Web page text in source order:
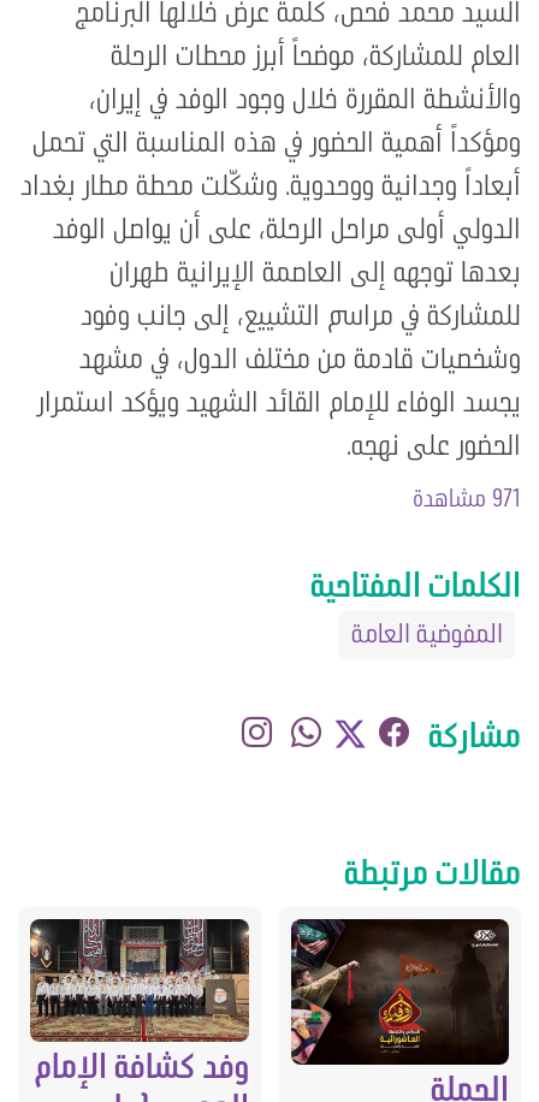
السيد محمد فحص، كلمة عرض خلالها البرنامج
العام للمشاركة، موضحاً أبرز محطات الرحلة
والأنشطة المقررة خلال وجود الوفد في إيران،
ومؤكداً أهمية الحضور في هذه المناسبة التي تحمل
أبعاداً وجدانية ووحدوية. وشكّلت محطة مطار بغداد
الدولي أولى مراحل الرحلة، على أن يواصل الوفد
بعدها توجهه إلى العاصمة الإيرانية طهران
للمشاركة في مراسم التشييع، إلى جانب وفود
وشخصيات قادمة من مختلف الدول، في مشهد
يجسد الوفاء للإمام القائد الشهيد ويؤكد استمرار
الحضور على نهجه.
971 مشاهدة
الكلمات المفتاحية
المفوضية العامة
مشاركة
مقالات مرتبطة
وفد كشافة الإمام
الحملة